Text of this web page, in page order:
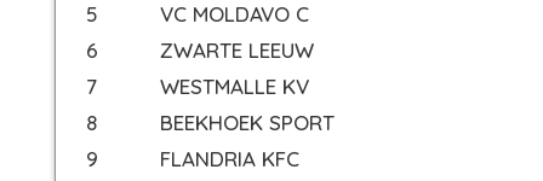
5
VC MOLDAVO C
6
ZWARTE LEEUW
7
WESTMALLE KV
8
BEEKHOEK SPORT
9
FLANDRIA KFC